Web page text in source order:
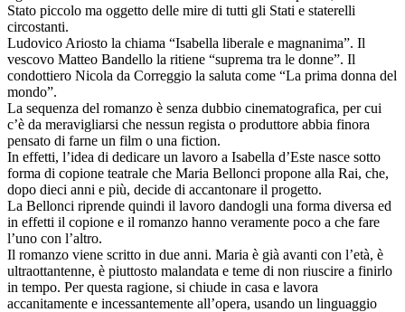
Stato piccolo ma oggetto delle mire di tutti gli Stati e staterelli
circostanti.
Ludovico Ariosto la chiama “Isabella liberale e magnanima”. Il
vescovo Matteo Bandello la ritiene “suprema tra le donne”. Il
condottiero Nicola da Correggio la saluta come “La prima donna del
mondo”.
La sequenza del romanzo è senza dubbio cinematografica, per cui
c’è da meravigliarsi che nessun regista o produttore abbia finora
pensato di farne un film o una fiction.
In effetti, l’idea di dedicare un lavoro a Isabella d’Este nasce sotto
forma di copione teatrale che Maria Bellonci propone alla Rai, che,
dopo dieci anni e più, decide di accantonare il progetto.
La Bellonci riprende quindi il lavoro dandogli una forma diversa ed
in effetti il copione e il romanzo hanno veramente poco a che fare
l’uno con l’altro.
Il romanzo viene scritto in due anni. Maria è già avanti con l’età, è
ultraottantenne, è piuttosto malandata e teme di non riuscire a finirlo
in tempo. Per questa ragione, si chiude in casa e lavora
accanitamente e incessantemente all’opera, usando un linguaggio